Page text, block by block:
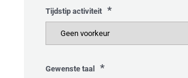
Tijdstip activiteit *
Gewenste taal *